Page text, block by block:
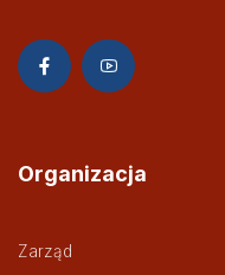
Organizacja
Zarząd